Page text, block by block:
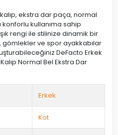
ekstra dar paça, normal
konforlu kullanıma sahip
rengi ile stilinize dinamik bir
ve spor ayakkabılar
DeFacto Erkek
Normal Bel Ekstra Dar
Erkek
Kot